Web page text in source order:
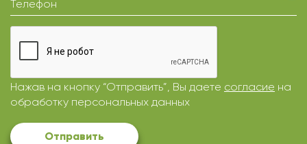
Телефон
Нажав на кнопку “Отправить”, Вы даете согласие на
обработку персональных данных
Отправить